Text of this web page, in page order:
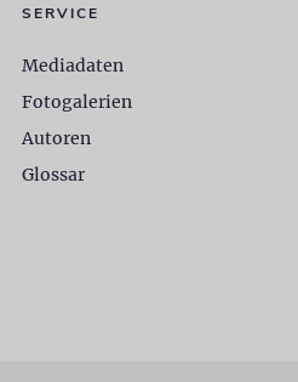
SERVICE
Mediadaten
Fotogalerien
Autoren
Glossar